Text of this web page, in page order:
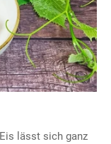
lässt sich ganz